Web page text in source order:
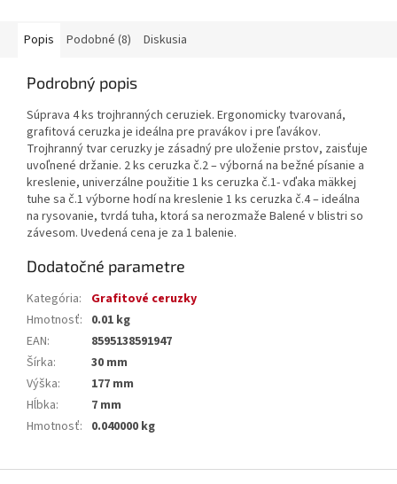
Popis Podobné (8) Diskusia
Podrobný popis
Súprava 4 ks trojhranných ceruziek. Ergonomicky tvarovaná,
grafitová ceruzka je ideálna pre pravákov i pre ľavákov.
Trojhranný tvar ceruzky je zásadný pre uloženie prstov, zaisťuje
uvoľnené držanie. 2 ks ceruzka č.2 – výborná na bežné písanie a
kreslenie, univerzálne použitie 1 ks ceruzka č.1- vďaka mäkkej
tuhe sa č.1 výborne hodí na kreslenie 1 ks ceruzka č.4 – ideálna
na rysovanie, tvrdá tuha, ktorá sa nerozmaže Balené v blistri so
závesom. Uvedená cena je za 1 balenie.
Dodatočné parametre
Kategória:
Grafitové ceruzky
Hmotnosť: 0.01 kg
EAN:
8595138591947
Šírka:
30 mm
Výška:
177 mm
Hĺbka:
7 mm
Hmotnosť: 0.040000 kg